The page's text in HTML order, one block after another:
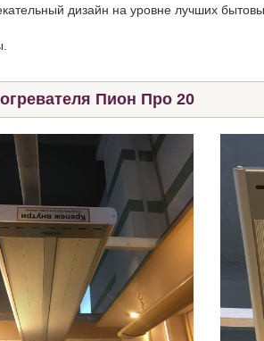
дизайн на уровне лучших
Пион Про 20